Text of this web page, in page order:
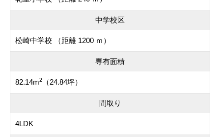
中学校区
松崎中学校 （距離 1200 ｍ）
専有面積
82.14m2 （24.84坪）
間取り
4LDK